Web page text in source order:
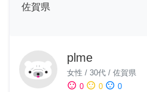
佐賀県
plme
女性 / 30代 / 佐賀県
sentiment_satisfied 0 sentiment_neutral 0 sentiment_dissatisfied 0